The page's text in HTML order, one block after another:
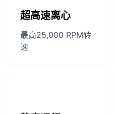
超高速离心
最高25,000 RPM转
速